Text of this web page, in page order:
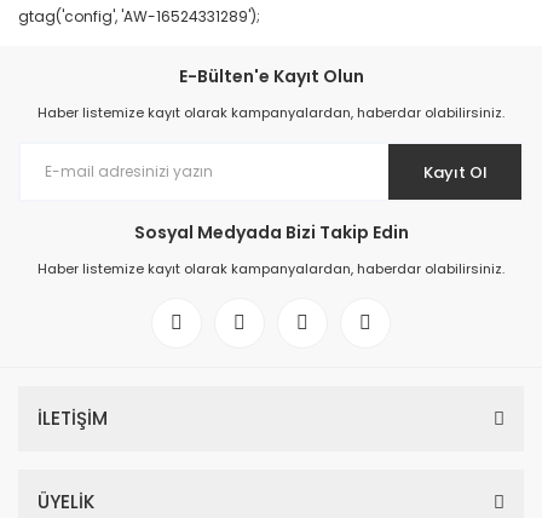
gtag('config', 'AW-16524331289');
E-Bülten'e Kayıt Olun
Haber listemize kayıt olarak kampanyalardan, haberdar olabilirsiniz.
Kayıt Ol
Sosyal Medyada Bizi Takip Edin
Haber listemize kayıt olarak kampanyalardan, haberdar olabilirsiniz.
İLETİŞİM
ÜYELİK